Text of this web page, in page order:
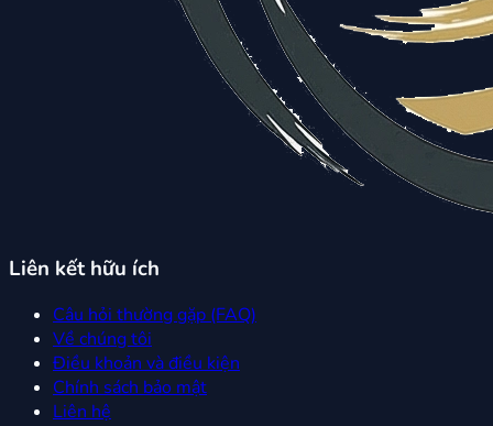
Liên kết hữu ích
Câu hỏi thường gặp (FAQ)
Về chúng tôi
Điều khoản và điều kiện
Chính sách bảo mật
Liên hệ